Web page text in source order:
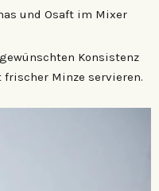
und Osaft im Mixer
Konsistenz
Minze servieren.